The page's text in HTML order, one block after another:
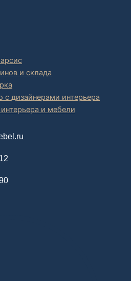
и склада
с дизайнерами интерьера
и мебели
магазине дизайнерской мебели
можем доставить уже сегодня, и
кухни.